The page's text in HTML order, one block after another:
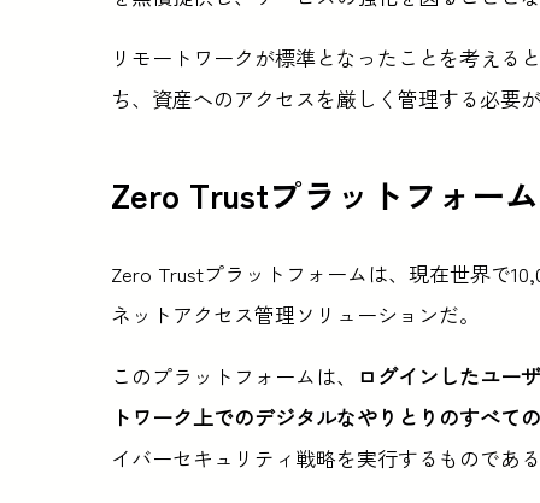
リモートワークが標準となったことを考える
ち、資産へのアクセスを厳しく管理する必要
Zero Trustプラットフォー
Zero Trustプラットフォームは、現在世界で
ネットアクセス管理ソリューションだ。
このプラットフォームは、 ログインしたユー
トワーク上でのデジタルなやりとりのすべて
イバーセキュリティ戦略を実行するものであ